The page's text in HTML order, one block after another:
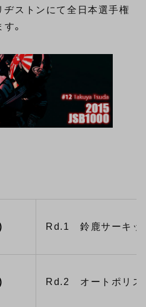
ヂストンにて全日本選手権
。
Rd.1 鈴鹿サーキッ
Rd.2 オートポリス